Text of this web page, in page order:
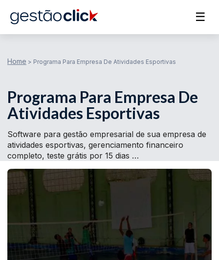
☰
Home > Programa Para Empresa De Atividades Esportivas
Programa Para Empresa De
Atividades Esportivas
Software para gestão empresarial de sua empresa de
atividades esportivas, gerenciamento financeiro
completo, teste grátis por 15 dias …